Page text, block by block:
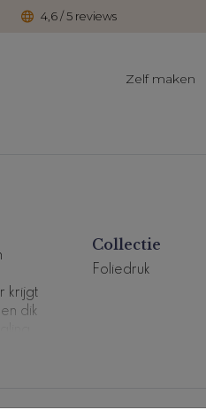
4,6 / 5 reviews
Zelf maken
krijgt
dik
Collectie
Foliedruk